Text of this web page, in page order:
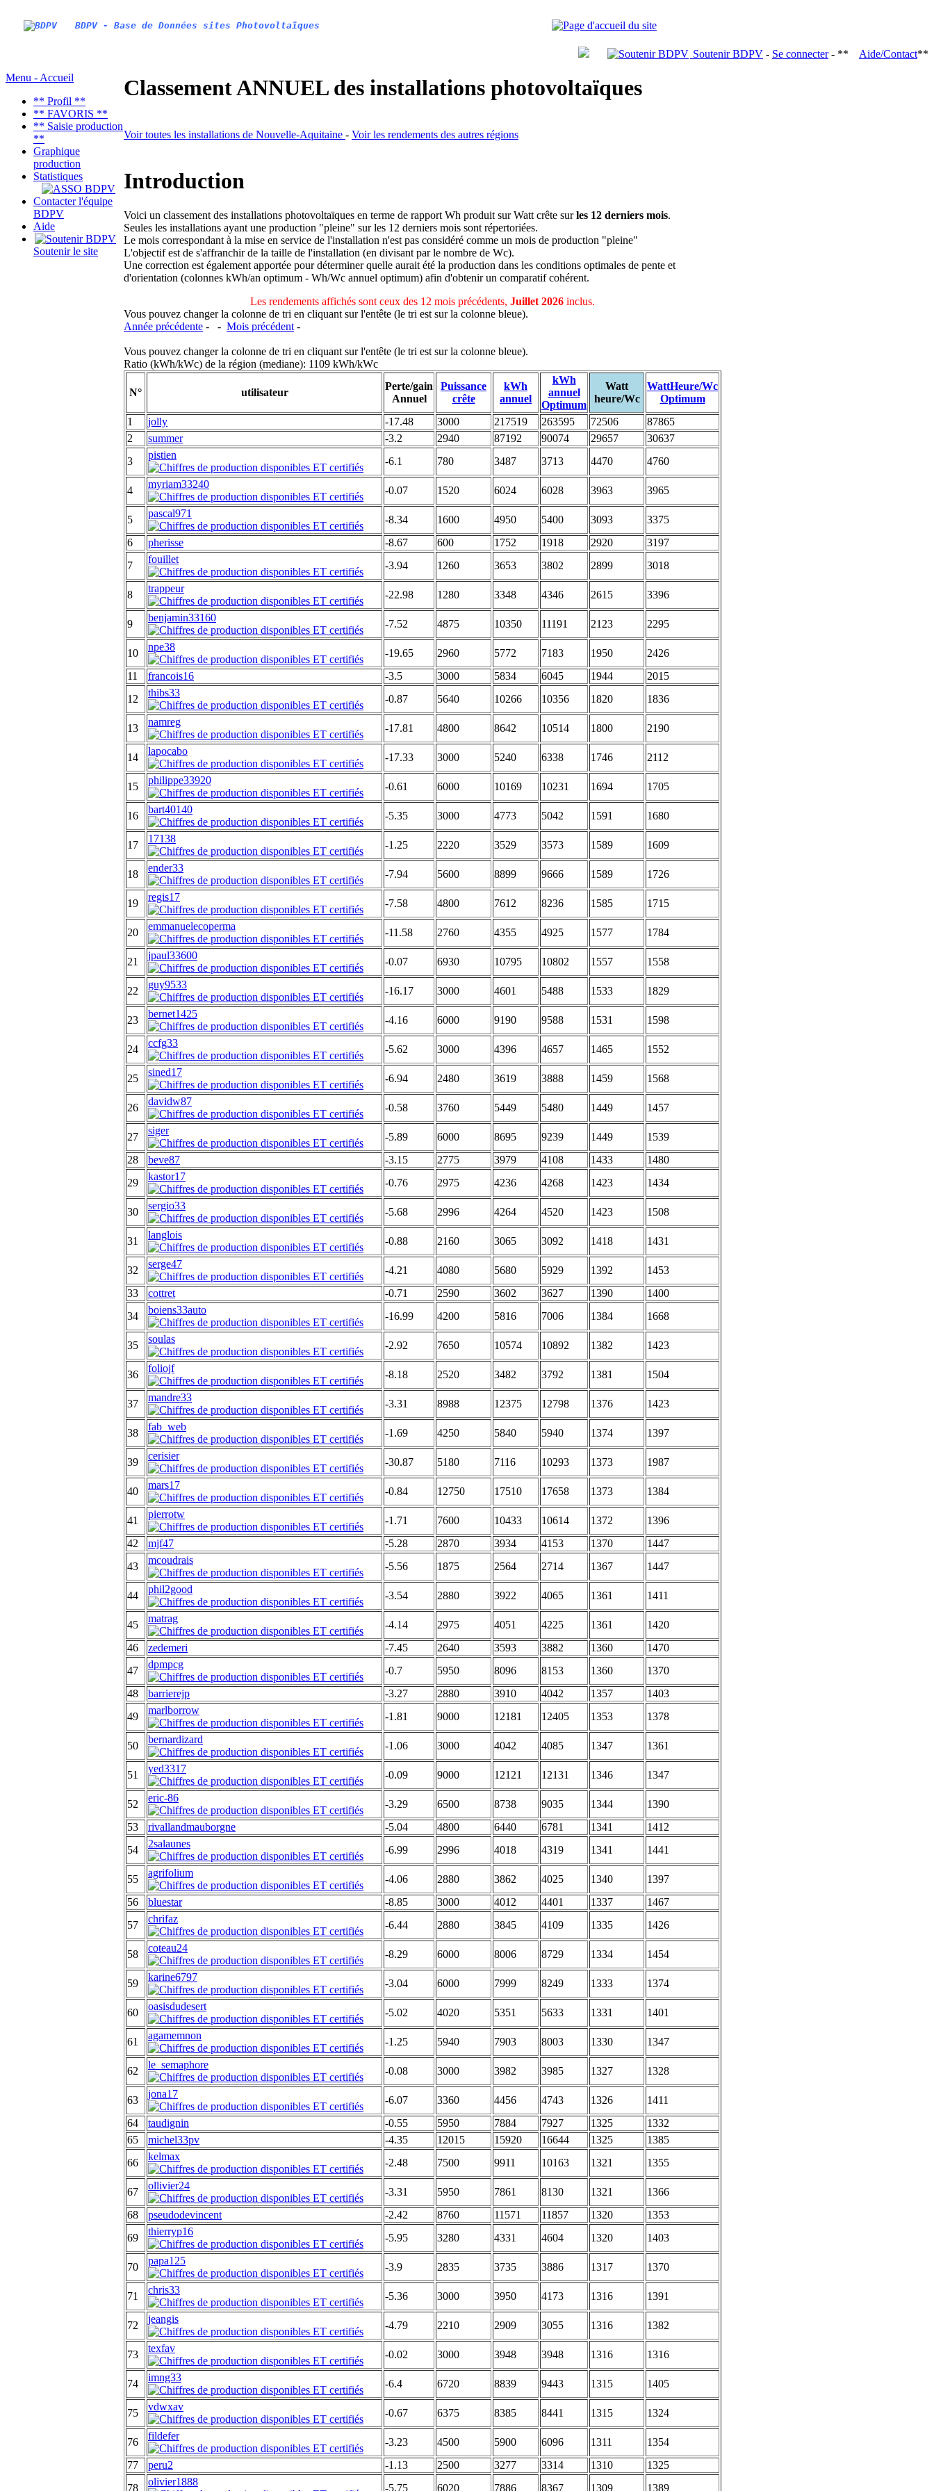
BDPV - Base de Données sites Photovoltaïques
Soutenir BDPV - Se connecter- ** Aide/Contact**
Menu - Accueil
** Profil **
** FAVORIS **
** Saisie production
**
Graphique
production
Statistiques
Contacter l'équipe
BDPV
Aide
Soutenir le site
Classement ANNUEL des installations photovoltaïques
Voir toutes les installations de Nouvelle-Aquitaine - Voir les rendements des autres régions
Introduction
Voici un classement des installations photovoltaïques en terme de rapport Wh produit sur Watt crête surles 12 derniers mois.
Seules les installations ayant une production "pleine" sur les 12 derniers mois sont répertoriées.
Le mois correspondant à la mise en service de l'installation n'est pas considéré comme un mois de production "pleine"
L'objectif est de s'affranchir de la taille de l'installation (en divisant par le nombre de Wc).
Une correction est également apportée pour déterminer quelle aurait été la production dans les conditions optimales de pente et
d'orientation (colonnes kWh/an optimum - Wh/Wc annuel optimum) afin d'obtenir un comparatif cohérent.
Les rendements affichés sont ceux des 12 mois précédents, Juillet 2026 inclus.
Vous pouvez changer la colonne de tri en cliquant sur l'entête (le tri est sur la colonne bleue).
Année précédente - - Mois précédent -
Vous pouvez changer la colonne de tri en cliquant sur l'entête (le tri est sur la colonne bleue).
Ratio (kWh/kWc) de la région (mediane): 1109 kWh/kWc
N° utilisateur
Perte/gain
Annuel
Puissance
crête
kWh
annuel
kWh
annuel
Optimum
Watt
heure/Wc
WattHeure/Wc
Optimum
1
jolly -17.48 3000 217519 263595 72506
87865
2
summer -3.2 2940 87192 90074 29657
30637
3
pistien
-6.1 780 3487 3713 4470 4760
4
myriam33240
-0.07 1520 6024 6028 3963 3965
5
pascal971
-8.34 1600 4950 5400 3093
3375
6
pherisse -8.67 600 1752 1918 2920
3197
7
fouillet
-3.94 1260 3653 3802 2899 3018
8
trappeur
-22.98 1280 3348 4346 2615 3396
9
benjamin33160
-7.52 4875 10350 11191 2123 2295
10
npe38
-19.65 2960 5772 7183 1950
2426
11
francois16 -3.5 3000 5834 6045 1944
2015
12
thibs33
-0.87 5640 10266 10356 1820 1836
13
namreg
-17.81 4800 8642 10514 1800 2190
14
lapocabo
-17.33 3000 5240 6338 1746 2112
15
philippe33920
-0.61 6000 10169 10231 1694 1705
16
bart40140
-5.35 3000 4773 5042 1591 1680
17
17138
-1.25 2220 3529 3573 1589 1609
18
ender33
-7.94 5600 8899 9666 1589 1726
19
regis17
-7.58 4800 7612 8236 1585 1715
20
emmanuelecoperma
-11.58 2760 4355 4925 1577 1784
21
jpaul33600
-0.07 6930 10795 10802 1557 1558
22
guy9533
-16.17 3000 4601 5488 1533 1829
23
bernet1425
-4.16 6000 9190 9588 1531 1598
24
ccfg33
-5.62 3000 4396 4657 1465 1552
25
sined17
-6.94 2480 3619 3888 1459 1568
26
davidw87
-0.58 3760 5449 5480 1449 1457
27
siger
-5.89 6000 8695 9239 1449
1539
28
beve87 -3.15 2775 3979 4108 1433
1480
29
kastor17
-0.76 2975 4236 4268 1423 1434
30
sergio33
-5.68 2996 4264 4520 1423 1508
31
langlois
-0.88 2160 3065 3092 1418 1431
32
serge47
-4.21 4080 5680 5929 1392
1453
33
cottret -0.71 2590 3602 3627 1390
1400
34
boiens33auto
-16.99 4200 5816 7006 1384 1668
35
soulas
-2.92 7650 10574 10892 1382 1423
36
foliojf
-8.18 2520 3482 3792 1381 1504
37
mandre33
-3.31 8988 12375 12798 1376 1423
38
fab_web
-1.69 4250 5840 5940 1374 1397
39
cerisier
-30.87 5180 7116 10293 1373 1987
40
mars17
-0.84 12750 17510 17658 1373 1384
41
pierrotw
-1.71 7600 10433 10614 1372
1396
42
mjf47 -5.28 2870 3934 4153 1370
1447
43
mcoudrais
-5.56 1875 2564 2714 1367 1447
44
phil2good
-3.54 2880 3922 4065 1361 1411
45
matrag
-4.14 2975 4051 4225 1361
1420
46
zedemeri -7.45 2640 3593 3882 1360
1470
47
dpmpcg
-0.7 5950 8096 8153 1360
1370
48
barrierejp -3.27 2880 3910 4042 1357
1403
49
marlborrow
-1.81 9000 12181 12405 1353 1378
50
bernardizard
-1.06 3000 4042 4085 1347 1361
51
yed3317
-0.09 9000 12121 12131 1346 1347
52
eric-86
-3.29 6500 8738 9035 1344
1390
53
rivallandmauborgne -5.04 4800 6440 6781 1341
1412
54
2salaunes
-6.99 2996 4018 4319 1341 1441
55
agrifolium
-4.06 2880 3862 4025 1340
1397
56
bluestar -8.85 3000 4012 4401 1337
1467
57
chrifaz
-6.44 2880 3845 4109 1335 1426
58
coteau24
-8.29 6000 8006 8729 1334 1454
59
karine6797
-3.04 6000 7999 8249 1333 1374
60
oasisdudesert
-5.02 4020 5351 5633 1331 1401
61
agamemnon
-1.25 5940 7903 8003 1330 1347
62
le_semaphore
-0.08 3000 3982 3985 1327 1328
63
jona17
-6.07 3360 4456 4743 1326
1411
64
taudignin -0.55 5950 7884 7927 1325
1332
65
michel33pv -4.35 12015 15920 16644 1325
1385
66
kelmax
-2.48 7500 9911 10163 1321 1355
67
ollivier24
-3.31 5950 7861 8130 1321
1366
68
pseudodevincent -2.42 8760 11571 11857 1320
1353
69
thierryp16
-5.95 3280 4331 4604 1320 1403
70
papa125
-3.9 2835 3735 3886 1317 1370
71
chris33
-5.36 3000 3950 4173 1316 1391
72
jeangis
-4.79 2210 2909 3055 1316 1382
73
texfav
-0.02 3000 3948 3948 1316 1316
74
imng33
-6.4 6720 8839 9443 1315 1405
75
vdwxav
-0.67 6375 8385 8441 1315 1324
76
fildefer
-3.23 4500 5900 6096 1311
1354
77
peru2 -1.13 2500 3277 3314 1310
1325
78
olivier1888
-5.75 6020 7886 8367 1309 1389